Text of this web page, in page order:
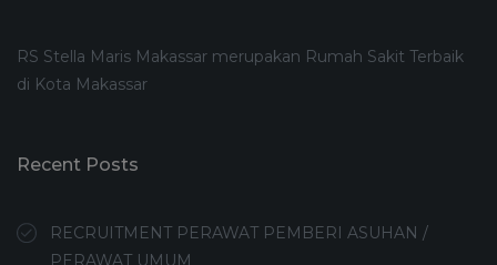
RS Stella Maris Makassar merupakan Rumah Sakit Terbaik
di Kota Makassar
Recent Posts
RECRUITMENT PERAWAT PEMBERI ASUHAN /
PERAWAT UMUM